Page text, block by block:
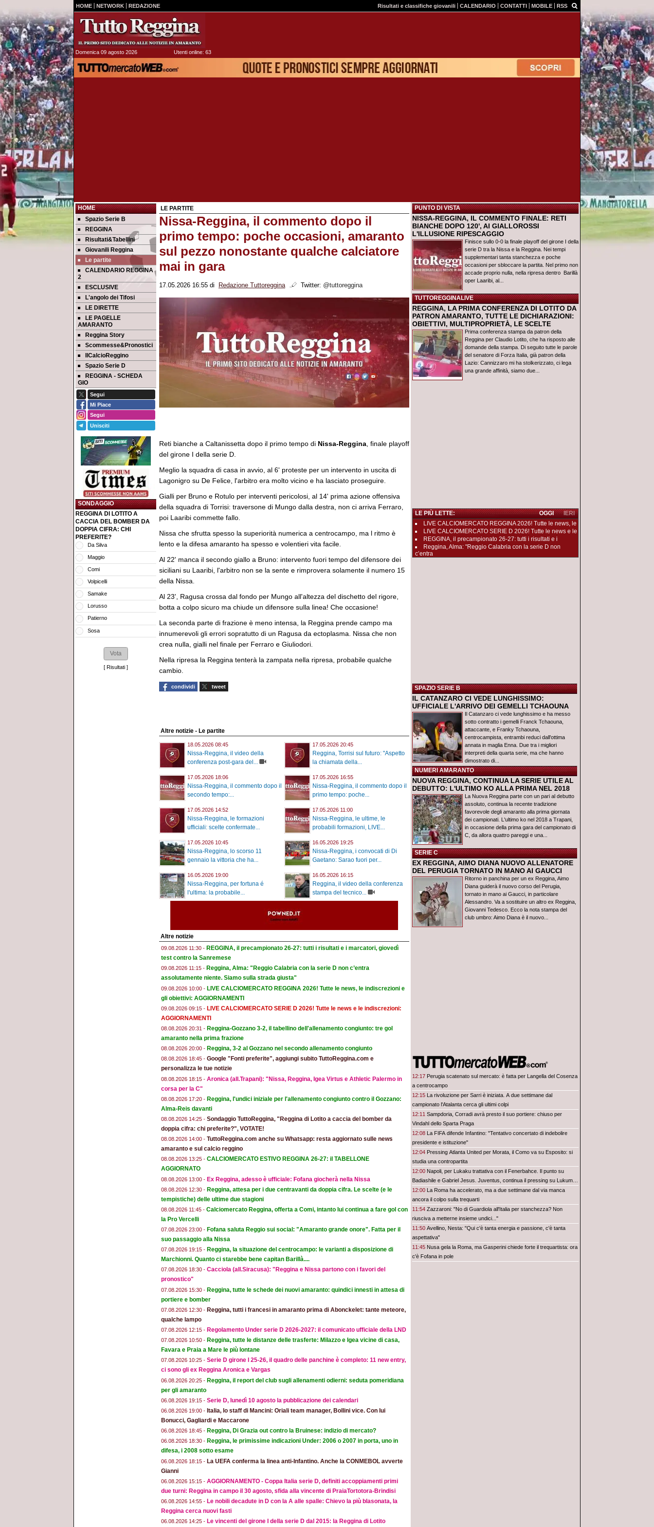
HOME NETWORK REDAZIONE Risultati e classifiche giovanili CALENDARIO CONTATTI MOBILE RSS
Domenica 09 agosto 2026 Utenti online: 63
HOME
Spazio Serie B
REGGINA
Risultati&Tabellini
Giovanili Reggina
Le partite
CALENDARIO REGGINA
2
ESCLUSIVE
L'angolo dei Tifosi
LE DIRETTE
LE PAGELLE
AMARANTO
Reggina Story
Scommesse&Pronostici
IlCalcioReggino
Spazio Serie D
REGGINA - SCHEDA
GIO
Segui
Mi Piace
Segui
Unisciti
SONDAGGIO
REGGINA DI LOTITO A
CACCIA DEL BOMBER DA
DOPPIA CIFRA: CHI
PREFERITE?
Da Silva
Maggio
Comi
Volpicelli
Samake
Lorusso
Patierno
Sosa
[ Risultati ]
LE PARTITE
Nissa-Reggina, il commento dopo il
primo tempo: poche occasioni, amaranto
sul pezzo nonostante qualche calciatore
mai in gara
17.05.2026 16:55 di Redazione Tuttoreggina Twitter: @tuttoreggina
Reti bianche a Caltanissetta dopo il primo tempo di Nissa-Reggina , finale playoff
del girone I della serie D.
Meglio la squadra di casa in avvio, al 6' proteste per un intervento in uscita di
Lagonigro su De Felice, l'arbitro era molto vicino e ha lasciato proseguire.
Gialli per Bruno e Rotulo per interventi pericolosi, al 14' prima azione offensiva
della squadra di Torrisi: traversone di Mungo dalla destra, non ci arriva Ferraro,
poi Laaribi commette fallo.
Nissa che sfrutta spesso la superiorità numerica a centrocampo, ma l ritmo è
lento e la difesa amaranto ha spesso e volentieri vita facile.
Al 22' manca il secondo giallo a Bruno: intervento fuori tempo del difensore dei
siciliani su Laaribi, l'arbitro non se la sente e rimprovera solamente il numero 15
della Nissa.
Al 23', Ragusa crossa dal fondo per Mungo all'altezza del dischetto del rigore,
botta a colpo sicuro ma chiude un difensore sulla linea! Che occasione!
La seconda parte di frazione è meno intensa, la Reggina prende campo ma
innumerevoli gli errori sopratutto di un Ragusa da ectoplasma. Nissa che non
crea nulla, gialli nel finale per Ferraro e Giuliodori.
Nella ripresa la Reggina tenterà la zampata nella ripresa, probabile qualche
cambio.
condividi tweet
Altre notizie - Le partite
18.05.2026 08:45
Nissa-Reggina, il video della
conferenza post-gara del...
17.05.2026 20:45
Reggina, Torrisi sul futuro: "Aspetto
la chiamata della...
17.05.2026 18:06
Nissa-Reggina, il commento dopo il
secondo tempo:...
17.05.2026 16:55
Nissa-Reggina, il commento dopo il
primo tempo: poche...
17.05.2026 14:52
Nissa-Reggina, le formazioni
ufficiali: scelte confermate...
17.05.2026 11:00
Nissa-Reggina, le ultime, le
probabili formazioni, LIVE...
17.05.2026 10:45
Nissa-Reggina, lo scorso 11
gennaio la vittoria che ha...
16.05.2026 19:25
Nissa-Reggina, i convocati di Di
Gaetano: Sarao fuori per...
16.05.2026 19:00
Nissa-Reggina, per fortuna é
l'ultima: la probabile...
16.05.2026 16:15
Reggina, il video della conferenza
stampa del tecnico...
Altre notizie
09.08.2026 11:30 - REGGINA, il precampionato 26-27: tutti i risultati e i marcatori, giovedì
test contro la Sanremese
09.08.2026 11:15 - Reggina, Alma: "Reggio Calabria con la serie D non c’entra
assolutamente niente. Siamo sulla strada giusta"
09.08.2026 10:00 - LIVE CALCIOMERCATO REGGINA 2026! Tutte le news, le indiscrezioni e
gli obiettivi: AGGIORNAMENTI
09.08.2026 09:15 - LIVE CALCIOMERCATO SERIE D 2026! Tutte le news e le indiscrezioni:
AGGIORNAMENTI
08.08.2026 20:31 - Reggina-Gozzano 3-2, il tabellino dell'allenamento congiunto: tre gol
amaranto nella prima frazione
08.08.2026 20:00 - Reggina, 3-2 al Gozzano nel secondo allenamento congiunto
08.08.2026 18:45 - Google "Fonti preferite", aggiungi subito TuttoReggina.com e
personalizza le tue notizie
08.08.2026 18:15 - Aronica (all.Trapani): "Nissa, Reggina, Igea Virtus e Athletic Palermo in
corsa per la C"
08.08.2026 17:20 - Reggina, l'undici iniziale per l'allenamento congiunto contro il Gozzano:
Alma-Reis davanti
08.08.2026 14:25 - Sondaggio TuttoReggina, "Reggina di Lotito a caccia del bomber da
doppia cifra: chi preferite?", VOTATE!
08.08.2026 14:00 - TuttoReggina.com anche su Whatsapp: resta aggiornato sulle news
amaranto e sul calcio reggino
08.08.2026 13:25 - CALCIOMERCATO ESTIVO REGGINA 26-27: il TABELLONE
AGGIORNATO
08.08.2026 13:00 - Ex Reggina, adesso è ufficiale: Fofana giocherà nella Nissa
08.08.2026 12:30 - Reggina, attesa per i due centravanti da doppia cifra. Le scelte (e le
tempistiche) delle ultime due stagioni
08.08.2026 11:45 - Calciomercato Reggina, offerta a Comi, intanto lui continua a fare gol con
la Pro Vercelli
07.08.2026 23:00 - Fofana saluta Reggio sui social: "Amaranto grande onore". Fatta per il
suo passaggio alla Nissa
07.08.2026 19:15 - Reggina, la situazione del centrocampo: le varianti a disposizione di
Marchionni. Quanto ci starebbe bene capitan Barillà....
07.08.2026 18:30 - Cacciola (all.Siracusa): "Reggina e Nissa partono con i favori del
pronostico"
07.08.2026 15:30 - Reggina, tutte le schede dei nuovi amaranto: quindici innesti in attesa di
portiere e bomber
07.08.2026 12:30 - Reggina, tutti i francesi in amaranto prima di Abonckelet: tante meteore,
qualche lampo
07.08.2026 12:15 - Regolamento Under serie D 2026-2027: il comunicato ufficiale della LND
07.08.2026 10:50 - Reggina, tutte le distanze delle trasferte: Milazzo e Igea vicine di casa,
Favara e Praia a Mare le più lontane
07.08.2026 10:25 - Serie D girone I 25-26, il quadro delle panchine è completo: 11 new entry,
ci sono gli ex Reggina Aronica e Vargas
06.08.2026 20:25 - Reggina, il report del club sugli allenamenti odierni: seduta pomeridiana
per gli amaranto
06.08.2026 19:15 - Serie D, lunedì 10 agosto la pubblicazione dei calendari
06.08.2026 19:00 - Italia, lo staff di Mancini: Oriali team manager, Bollini vice. Con lui
Bonucci, Gagliardi e Maccarone
06.08.2026 18:45 - Reggina, Di Grazia out contro la Bruinese: indizio di mercato?
06.08.2026 18:30 - Reggina, le primissime indicazioni Under: 2006 o 2007 in porta, uno in
difesa, i 2008 sotto esame
06.08.2026 18:15 - La UEFA conferma la linea anti-Infantino. Anche la CONMEBOL avverte
Gianni
06.08.2026 15:15 - AGGIORNAMENTO - Coppa Italia serie D, definiti accoppiamenti primi
due turni: Reggina in campo il 30 agosto, sfida alla vincente di PraiaTortotora-Brindisi
06.08.2026 14:55 - Le nobili decadute in D con la A alle spalle: Chievo la più blasonata, la
Reggina cerca nuovi fasti
06.08.2026 14:25 - Le vincenti del girone I della serie D dal 2015: la Reggina di Lotito
PUNTO DI VISTA
NISSA-REGGINA, IL COMMENTO FINALE: RETI
BIANCHE DOPO 120', AI GIALLOROSSI
L'ILLUSIONE RIPESCAGGIO
Finisce sullo 0-0 la finale playoff del girone I della
serie D tra la Nissa e la Reggina. Nei tempi
supplementari tanta stanchezza e poche
occasioni per sbloccare la partita. Nel primo non
accade proprio nulla, nella ripresa dentro Barillà
oper Laaribi, al...
TUTTOREGGINALIVE
REGGINA, LA PRIMA CONFERENZA DI LOTITO DA
PATRON AMARANTO, TUTTE LE DICHIARAZIONI:
OBIETTIVI, MULTIPROPRIETÀ, LE SCELTE
Prima conferenza stampa da patron della
Reggina per Claudio Lotito, che ha risposto alle
domande della stampa. Di seguito tutte le parole
del senatore di Forza Italia, già patron della
Lazio: Cannizzaro mi ha stolkerizzato, ci lega
una grande affinità, siamo due...
LE PIÙ LETTE: IERI
OGGI
LIVE CALCIOMERCATO REGGINA 2026! Tutte le news, le
LIVE CALCIOMERCATO SERIE D 2026! Tutte le news e le
REGGINA, il precampionato 26-27: tutti i risultati e i
Reggina, Alma: "Reggio Calabria con la serie D non
c’entra
SPAZIO SERIE B
IL CATANZARO CI VEDE LUNGHISSIMO:
UFFICIALE L'ARRIVO DEI GEMELLI TCHAOUNA
Il Catanzaro ci vede lunghissimo e ha messo
sotto contratto i gemelli Franck Tchaouna,
attaccante, e Franky Tchaouna,
centrocampista, entrambi reduci dall'ottima
annata in maglia Enna. Due tra i migliori
interpreti della quarta serie, ma che hanno
dimostrato di...
NUMERI AMARANTO
NUOVA REGGINA, CONTINUA LA SERIE UTILE AL
DEBUTTO: L'ULTIMO KO ALLA PRIMA NEL 2018
La Nuova Reggina parte con un pari al debutto
assoluto, continua la recente tradizione
favorevole degli amaranto alla prima giornata
dei campionati. L'ultimo ko nel 2018 a Trapani,
in occasione della prima gara del campionato di
C, da allora quattro pareggi e una...
SERIE C
EX REGGINA, AIMO DIANA NUOVO ALLENATORE
DEL PERUGIA TORNATO IN MANO AI GAUCCI
Ritorno in panchina per un ex Reggina, Aimo
Diana guiderà il nuovo corso del Perugia,
tornato in mano ai Gaucci, in particolare
Alessandro. Va a sostituire un altro ex Reggina,
Giovanni Tedesco. Ecco la nota stampa del
club umbro: Aimo Diana è il nuovo...
12:17 Perugia scatenato sul mercato: è fatta per Langella del Cosenza
a centrocampo
12:15 La rivoluzione per Sarri è iniziata. A due settimane dal
campionato l'Atalanta cerca gli ultimi colpi
12:11 Sampdoria, Corradi avrà presto il suo portiere: chiuso per
Vindahl dello Sparta Praga
12:08 La FIFA difende Infantino: "Tentativo concertato di indebolire
presidente e istituzione"
12:04 Pressing Atlanta United per Morata, il Como va su Esposito: si
studia una contropartita
12:00 Napoli, per Lukaku trattativa con il Fenerbahce. Il punto su
Badiashile e Gabriel Jesus. Juventus, continua il pressing su Lukumi e
in attacco si insiste per Zirkzee. Per Suzuki offerta da 35 milioni del
Psg
12:00 La Roma ha accelerato, ma a due settimane dal via manca
ancora il colpo sulla trequarti
11:54 Zazzaroni: "No di Guardiola all'Italia per stanchezza? Non
riusciva a metterne insieme undici..."
11:50 Avellino, Nesta: "Qui c'è tanta energia e passione, c'è tanta
aspettativa"
11:45 Nusa gela la Roma, ma Gasperini chiede forte il trequartista: ora
c'è Fofana in pole